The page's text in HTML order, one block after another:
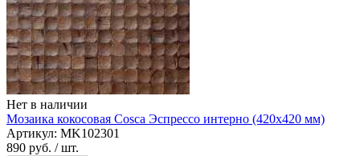
Нет в наличии
Мозаика кокосовая Cosca Эспрессо интерно (420х420 мм)
Артикул: MK102301
890 руб. / шт.